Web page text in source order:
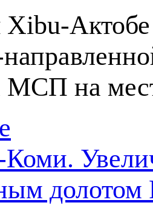
Xibu-Актобе
МСП на
долотом